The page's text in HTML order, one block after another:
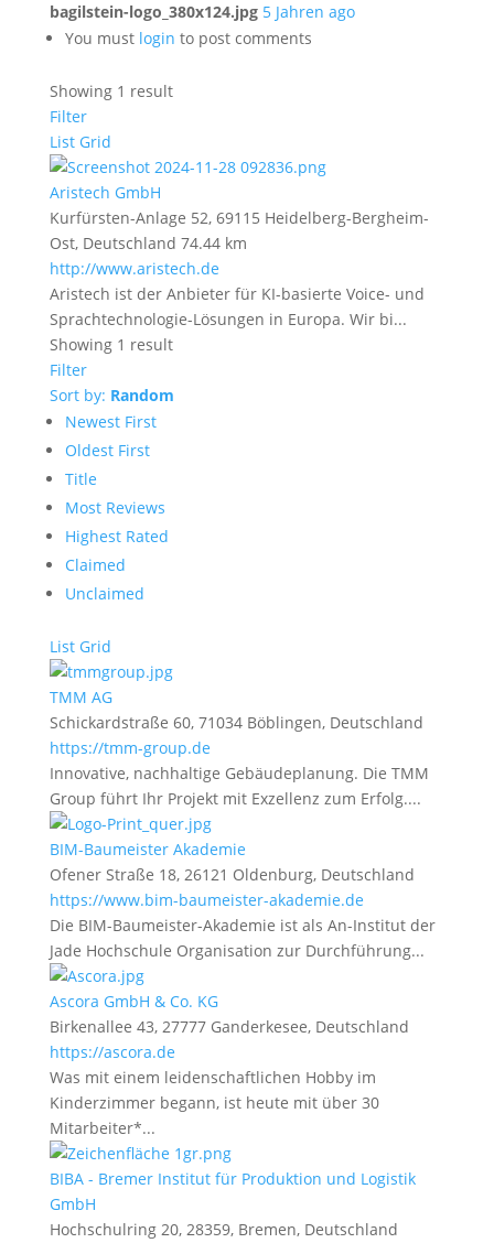
bagilstein-logo_380x124.jpg 5 Jahren ago
You must login to post comments
Showing 1 result
Filter
List Grid
Aristech GmbH
Kurfürsten-Anlage 52, 69115 Heidelberg-Bergheim-
Ost, Deutschland 74.44 km
http://www.aristech.de
Aristech ist der Anbieter für KI-basierte Voice- und
Sprachtechnologie-Lösungen in Europa. Wir bi...
Showing 1 result
Filter
Sort by: Random
Newest First
Oldest First
Title
Most Reviews
Highest Rated
Claimed
Unclaimed
List Grid
TMM AG
Schickardstraße 60, 71034 Böblingen, Deutschland
https://tmm-group.de
Innovative, nachhaltige Gebäudeplanung. Die TMM
Group führt Ihr Projekt mit Exzellenz zum Erfolg....
BIM-Baumeister Akademie
Ofener Straße 18, 26121 Oldenburg, Deutschland
https://www.bim-baumeister-akademie.de
Die BIM-Baumeister-Akademie ist als An-Institut der
Jade Hochschule Organisation zur Durchführung...
Ascora GmbH & Co. KG
Birkenallee 43, 27777 Ganderkesee, Deutschland
https://ascora.de
Was mit einem leidenschaftlichen Hobby im
Kinderzimmer begann, ist heute mit über 30
Mitarbeiter*...
BIBA - Bremer Institut für Produktion und Logistik
GmbH
Hochschulring 20, 28359, Bremen, Deutschland